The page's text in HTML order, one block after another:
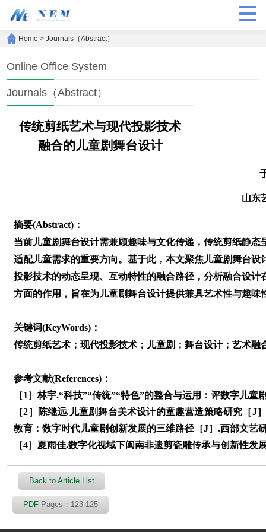
Home >Journals（Abstract）
Online Office System
Journals（Abstract）
传统剪纸艺术与现代投影技术
融合的儿童剧舞台设计
山东
摘要(Abstract)：
当前儿童剧舞台设计需兼顾趣味与文化传递，传统剪纸静
适配儿童需求的重要方向。基于此，本文聚焦儿童剧舞台
投影技术的动态呈现、互动特性的融合路径，分析融合设
方面的作用，旨在为儿童剧舞台设计提供兼具艺术性与趣味
关键词(KeyWords)：
传统剪纸艺术；现代投影技术；儿童剧；舞台设计；艺术融
参考文献(References)：
［1］林宇.“科技”“传统”“特色”的整合与运用：评数字儿
［2］陈继远.儿童剧舞台美术设计的童趣营造策略研究［J
教育：数字时代儿童剧创新发展的三维路径［J］.西部文艺
［4］夏雨佳.数字化视域下闽南非遗剪瓷雕传承与创新性发
Back to Article List
PDF Pages：123-125